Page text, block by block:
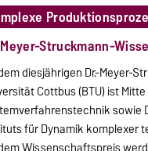
Struckmann-
diesjährigen Dr.-Meyer-
Cottbus (BTU) ist
sowie
für Dynamik komplexer